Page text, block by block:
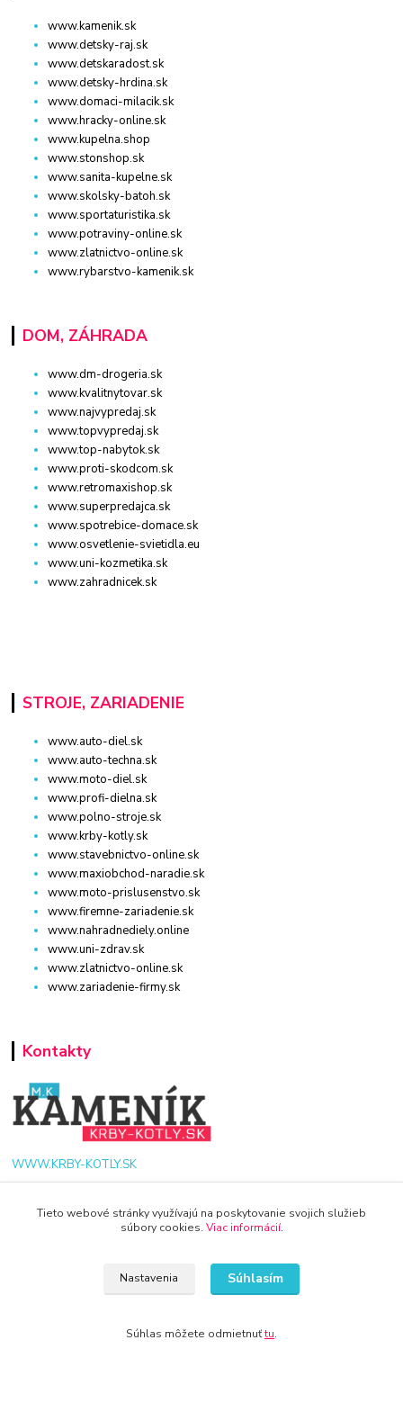
www.kamenik.sk
www.detsky-raj.sk
www.detskaradost.sk
www.detsky-hrdina.sk
www.domaci-milacik.sk
www.hracky-online.sk
www.kupelna.shop
www.stonshop.sk
www.sanita-kupelne.sk
www.skolsky-batoh.sk
www.sportaturistika.sk
www.potraviny-online.sk
www.zlatnictvo-online.sk
www.rybarstvo-kamenik.sk
DOM, ZÁHRADA
www.dm-drogeria.sk
www.kvalitnytovar.sk
www.najvypredaj.sk
www.topvypredaj.sk
www.top-nabytok.sk
www.proti-skodcom.sk
www.retromaxishop.sk
www.superpredajca.sk
www.spotrebice-domace.sk
www.osvetlenie-svietidla.eu
www.uni-kozmetika.sk
www.zahradnicek.sk
STROJE, ZARIADENIE
www.auto-diel.sk
www.auto-techna.sk
www.moto-diel.sk
www.profi-dielna.sk
www.polno-stroje.sk
www.krby-kotly.sk
www.stavebnictvo-online.sk
www.maxiobchod-naradie.sk
www.moto-prislusenstvo.sk
www.firemne-zariadenie.sk
www.nahradnediely.online
www.uni-zdrav.sk
www.zlatnictvo-online.sk
www.zariadenie-firmy.sk
Kontakty
WWW.KRBY-KOTLY.SK
Tieto webové stránky využívajú na poskytovanie svojich služieb
súbory cookies. Viac informácií.
Nastavenia Súhlasím
Súhlas môžete odmietnuťtu.